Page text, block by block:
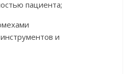
пациента;
и